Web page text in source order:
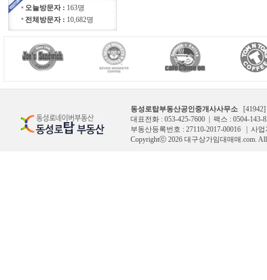
오늘방문자 : 163명
전체방문자 : 10,682명
동성로탑부동산공인중개사사무소
대표전화 : 053-425-7600 | 팩스 : 0504-143-
부동산등록번호 : 27110-2017-00016 | 사
Copyrightⓒ 2026 대구상가임대매매.com. All